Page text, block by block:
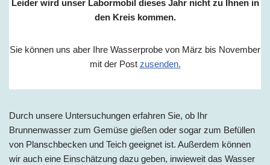
Leider wird unser Labormobil dieses Jahr nicht zu Ihnen in
den Kreis kommen.
Sie können uns aber Ihre Wasserprobe von März bis November
mit der Post zusenden.
Durch unsere Untersuchungen erfahren Sie, ob Ihr
Brunnenwasser zum Gemüse gießen oder sogar zum Befüllen
von Planschbecken und Teich geeignet ist. Außerdem können
wir auch eine Einschätzung dazu geben, inwieweit das Wasser